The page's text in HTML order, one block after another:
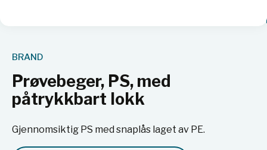
Prøvebeger, PS,
BRAND
Prøvebeger, PS, med
påtrykkbart lokk
Gjennomsiktig PS med snaplås laget av PE.